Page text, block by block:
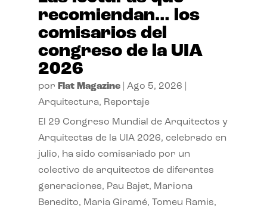
recomiendan… los
comisarios del
congreso de la UIA
2026
por Flat Magazine| Ago 5, 2026
Arquitectura, Reportaje
El 29 Congreso Mundial de Arquitectos y
Arquitectas de la UIA 2026, celebrado en
julio, ha sido comisariado por un
colectivo de arquitectos de diferentes
generaciones, Pau Bajet, Mariona
Benedito, Maria Giramé, Tomeu Ramis,